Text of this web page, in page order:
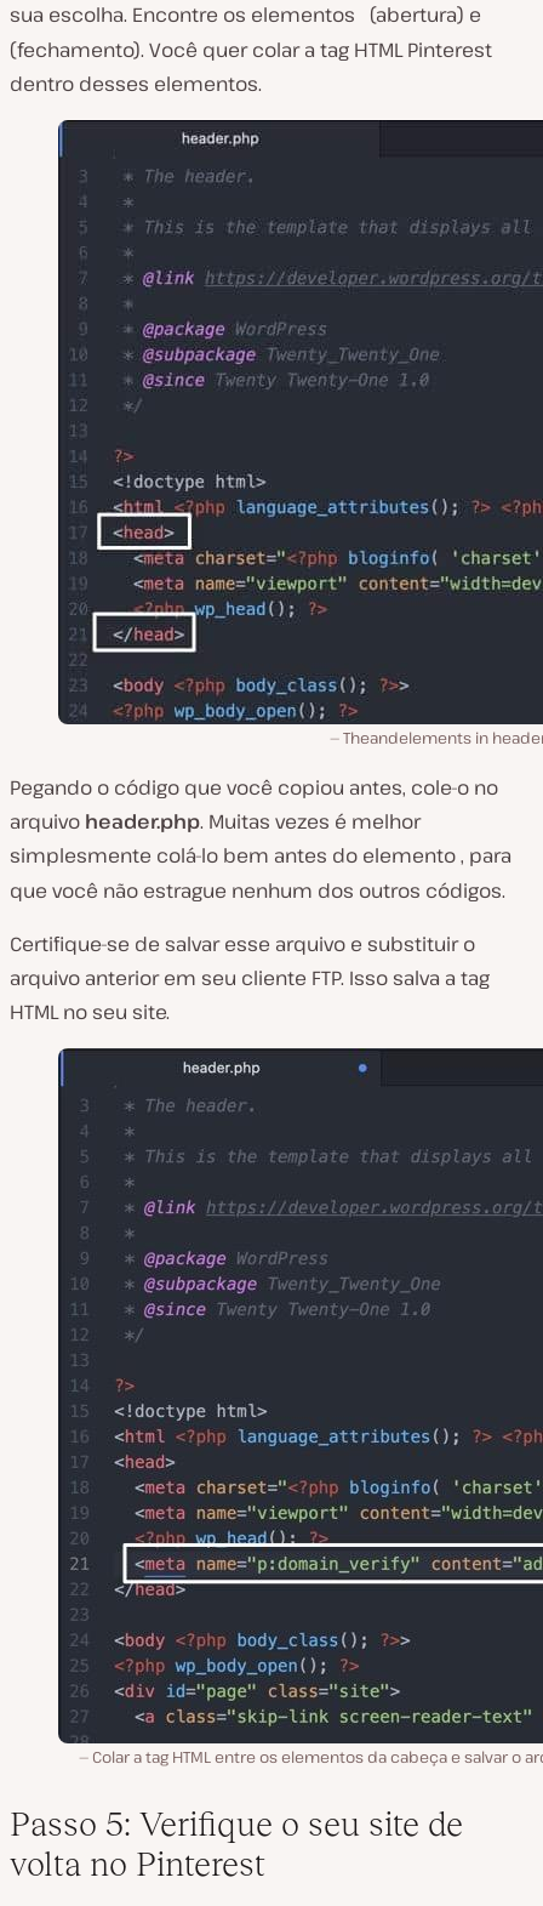
sua escolha. Encontre os elementos
(abertura) e
(fechamento). Você quer colar a tag HTML Pinterest
dentro desses elementos.
Theandelements in
Pegando o código que você copiou antes, cole-o no
arquivo header.php. Muitas vezes é melhor
simplesmente colá-lo bem antes do elemento, para
que você não estrague nenhum dos outros códigos.
Certifique-se de salvar esse arquivo e substituir o
arquivo anterior em seu cliente FTP. Isso salva a tag
HTML no seu site.
Colar a tag HTML entre os elementos da cabeça e salvar o
Passo 5: Verifique o seu site de
volta no Pinterest